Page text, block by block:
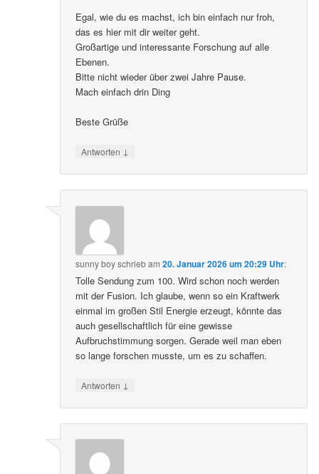
Egal, wie du es machst, ich bin einfach nur froh,
das es hier mit dir weiter geht.
Großartige und interessante Forschung auf alle
Ebenen.
Bitte nicht wieder über zwei Jahre Pause.
Mach einfach drin Ding
Beste Grüße
Antworten ↓
sunny boyschriebam20. Januar 2026 um 20:29 Uhr:
Tolle Sendung zum 100. Wird schon noch werden
mit der Fusion. Ich glaube, wenn so ein Kraftwerk
einmal im großen Stil Energie erzeugt, könnte das
auch gesellschaftlich für eine gewisse
Aufbruchstimmung sorgen. Gerade weil man eben
so lange forschen musste, um es zu schaffen.
Antworten ↓